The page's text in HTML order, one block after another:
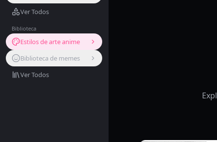
Ver Todos
Biblioteca
Estilos de arte anime
Biblioteca de memes
Ver Todos